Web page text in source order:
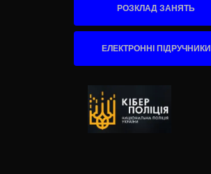
РОЗКЛАД ЗАНЯТЬ
ЕЛЕКТРОННІ ПІДРУЧНИКИ